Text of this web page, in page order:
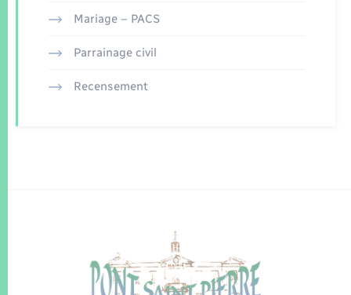
Mariage – PACS
Parrainage civil
Recensement